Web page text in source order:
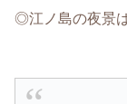
◎江ノ島の夜景